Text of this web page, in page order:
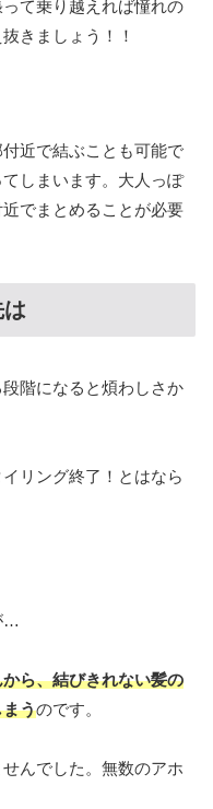
て乗り越えれば憧れの
きましょう！！
近で結ぶことも可能で
しまいます。大人っぽ
でまとめることが必要
階になると煩わしさか
リング終了！とはなら
…
ら、結びきれない髪の
うのです。
んでした。無数のアホ